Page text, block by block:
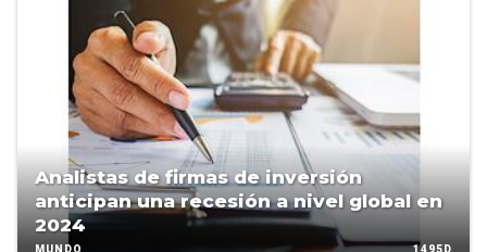
Analistas de firmas de inversión
anticipan una recesión a nivel global en
2024
1495D